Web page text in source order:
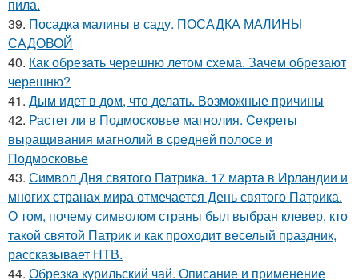
пила.
39. Посадка малины в саду. ПОСАДКА МАЛИНЫ
САДОВОЙ
40. Как обрезать черешню летом схема. Зачем обрезают
черешню?
41. Дым идет в дом, что делать. Возможные причины
42. Растет ли в Подмосковье магнолия. Секреты
выращивания магнолий в средней полосе и
Подмосковье
43. Символ Дня святого Патрика. 17 марта в Ирландии и
многих странах мира отмечается День святого Патрика.
О том, почему символом страны был выбран клевер, кто
такой святой Патрик и как проходит веселый праздник,
рассказывает НТВ.
44. Обрезка курильский чай. Описание и применение